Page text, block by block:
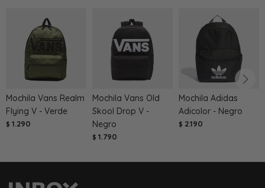
Mochila Vans Realm
Flying V - Verde
$ 1.290
Mochila Vans Old
Skool Drop V -
Negro
$ 1.790
Mochila Adidas
Adicolor - Negro
$ 2.190